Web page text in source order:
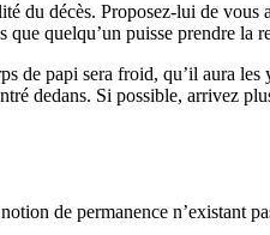
du décès. Proposez-lui de
quelqu’un puisse prendre la
de papi sera froid, qu’il aura
dedans. Si possible, arrivez
de permanence n’existant